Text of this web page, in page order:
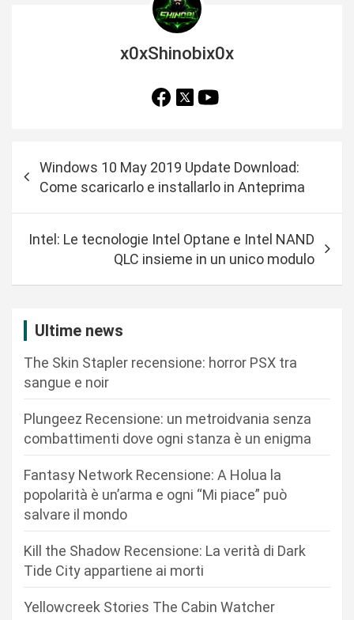
x0xShinobix0x
a
Windows 10 May 2019 Update Download:
Come scaricarlo e installarlo in Anteprima
Intel: Le tecnologie Intel Optane e Intel NAND
QLC insieme in un unico modulo
Ultime news
The Skin Stapler recensione: horror PSX tra
sangue e noir
Plungeez Recensione: un metroidvania senza
combattimenti dove ogni stanza è un enigma
Fantasy Network Recensione: A Holua la
popolarità è un’arma e ogni “Mi piace” può
salvare il mondo
Kill the Shadow Recensione: La verità di Dark
Tide City appartiene ai morti
Yellowcreek Stories The Cabin Watcher